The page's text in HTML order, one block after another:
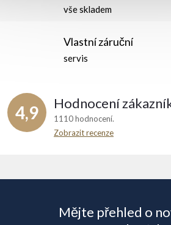
v
k
v
vše skladem
Vlastní záruční
servis
4,9 Hodnocení
1110 hodnocení
Zobrazit recenze
Mějte přehled o